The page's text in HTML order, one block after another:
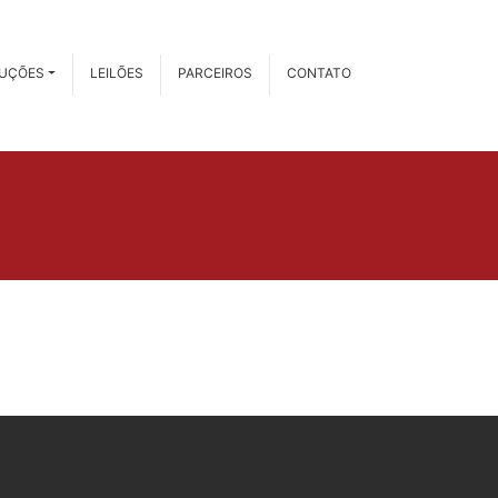
LEILÕES PARCEIROS CONTATO